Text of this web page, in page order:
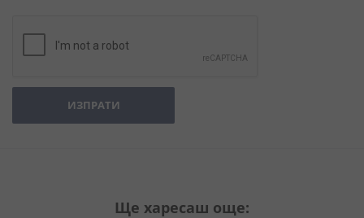
ИЗПРАТИ
Ще харесаш още: